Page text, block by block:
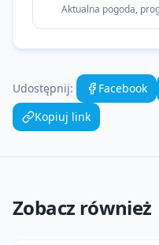
Aktualna pogoda,
Udostępnij: Facebook
Kopiuj link
Zobacz również